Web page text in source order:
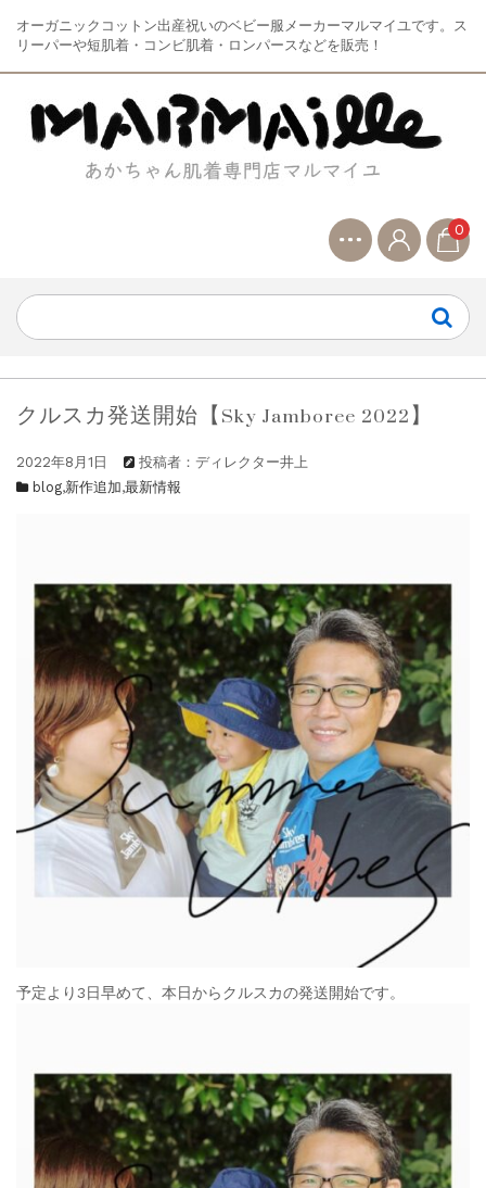
オーガニックコットン出産祝いのベビー服メーカーマルマイユです。ス
リーパーや短肌着・コンビ肌着・ロンパースなどを販売！
0
クルスカ発送開始【Sky Jamboree 2022】
2022年8月1日
投稿者：ディレクター井上
blog,新作追加,最新情報
予定より3日早めて、本日からクルスカの発送開始です。